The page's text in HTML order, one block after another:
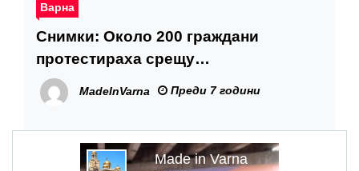
Варна
Снимки: Около 200 граждани
протестираха срещу
презастрояването на парка в
“Почивка”
MadeInVarna Преди 7 години
Made in Varna